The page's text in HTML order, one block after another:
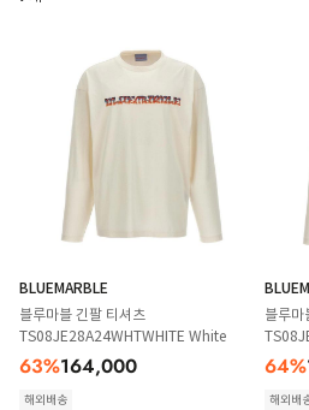
BLUEMARBLE
블루마블 긴팔 티셔츠
TS08JE28A24WHTWHITE White
63%164,000
해외배송
블루마
64%
해외배